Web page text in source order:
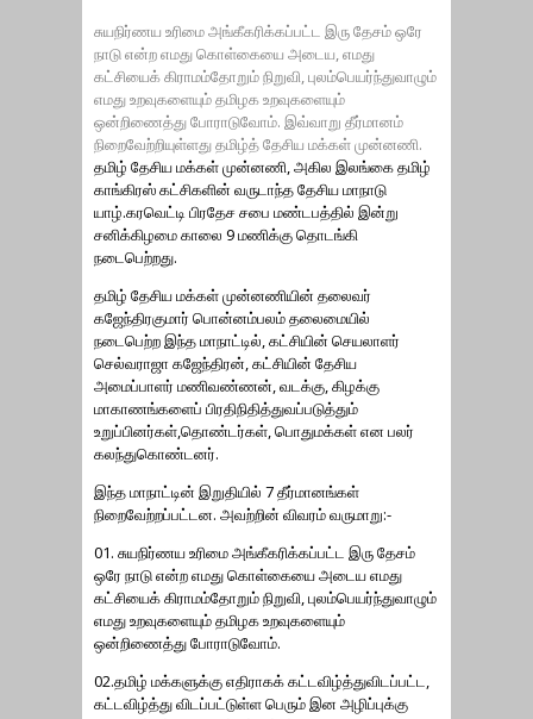
சுயநிர்ணய உரிமை அங்கீகரிக்கப்பட்ட இரு தேசம் ஒரே
நாடு என்ற எமது கொள்கையை அடைய, எமது
கட்சியைக் கிராமம்தோறும் நிறுவி, புலம்பெயர்ந்துவாழும்
எமது உறவுகளையும் தமிழக உறவுகளையும்
ஒன்றிணைத்து போராடுவோம். இவ்வாறு தீர்மானம்
நிறைவேற்றியுள்ளது தமிழ்த் தேசிய மக்கள் முன்னணி.
தமிழ் தேசிய மக்கள் முன்னணி, அகில இலங்கை தமிழ்
காங்கிரஸ் கட்சிகளின் வருடாந்த தேசிய மாநாடு
யாழ்.கரவெட்டி பிரதேச சபை மண்டபத்தில் இன்று
சனிக்கிழமை காலை 9 மணிக்கு தொடங்கி
நடைபெற்றது.
தமிழ் தேசிய மக்கள் முன்னணியின் தலைவர்
கஜேந்திரகுமார் பொன்னம்பலம் தலைமையில்
நடைபெற்ற இந்த மாநாட்டில், கட்சியின் செயலாளர்
செல்வராஜா கஜேந்திரன், கட்சியின் தேசிய
அமைப்பாளர் மணிவண்ணன், வடக்கு, கிழக்கு
மாகாணங்களைப் பிரதிநிதித்துவப்படுத்தும்
உறுப்பினர்கள்,தொண்டர்கள், பொதுமக்கள் என பலர்
கலந்துகொண்டனர்.
இந்த மாநாட்டின் இறுதியில் 7 தீர்மானங்கள்
நிறைவேற்றப்பட்டன. அவற்றின் விவரம் வருமாறு:-
01. சுயநிர்ணய உரிமை அங்கீகரிக்கப்பட்ட இரு தேசம்
ஒரே நாடு என்ற எமது கொள்கையை அடைய எமது
கட்சியைக் கிராமம்தோறும் நிறுவி, புலம்பெயர்ந்துவாழும்
எமது உறவுகளையும் தமிழக உறவுகளையும்
ஒன்றிணைத்து போராடுவோம்.
02.தமிழ் மக்களுக்கு எதிராகக் கட்டவிழ்த்துவிடப்பட்ட,
கட்டவிழ்த்து விடப்பட்டுள்ள பெரும் இன அழிப்புக்கு